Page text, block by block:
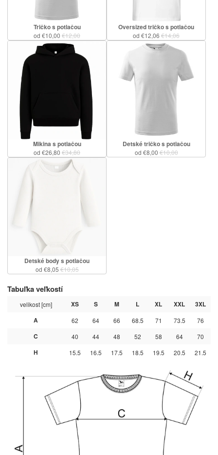
Tričko s potlačou
od €10,00 €12,00
Oversized tričko s potlačou
od €12,06 €14,06
Mikina s potlačou
od €26,80 €34,80
Detské tričko s potlačou
od €8,00€10,00
Detské body s potlačou
od €8,05€10,05
Tabuľka veľkostí
velikost [cm] XS S M L XL XXL
3XL
A
62 64 66 68.5 71 73.5 76
C 40 44 48 52 58 64 70
H 15.5 16.5 17.5 18.5 19.5 20.5 21.5